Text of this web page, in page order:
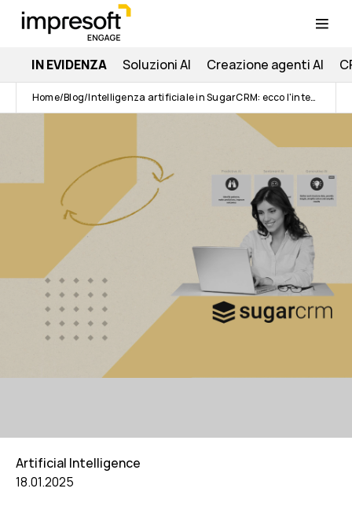
IN EVIDENZA Soluzioni AI Creazione agenti AI
Home Blog Intelligenza artificiale in SugarCRM: ecco l'integrazione con ChatGPT
Artificial Intelligence
18.01.2025